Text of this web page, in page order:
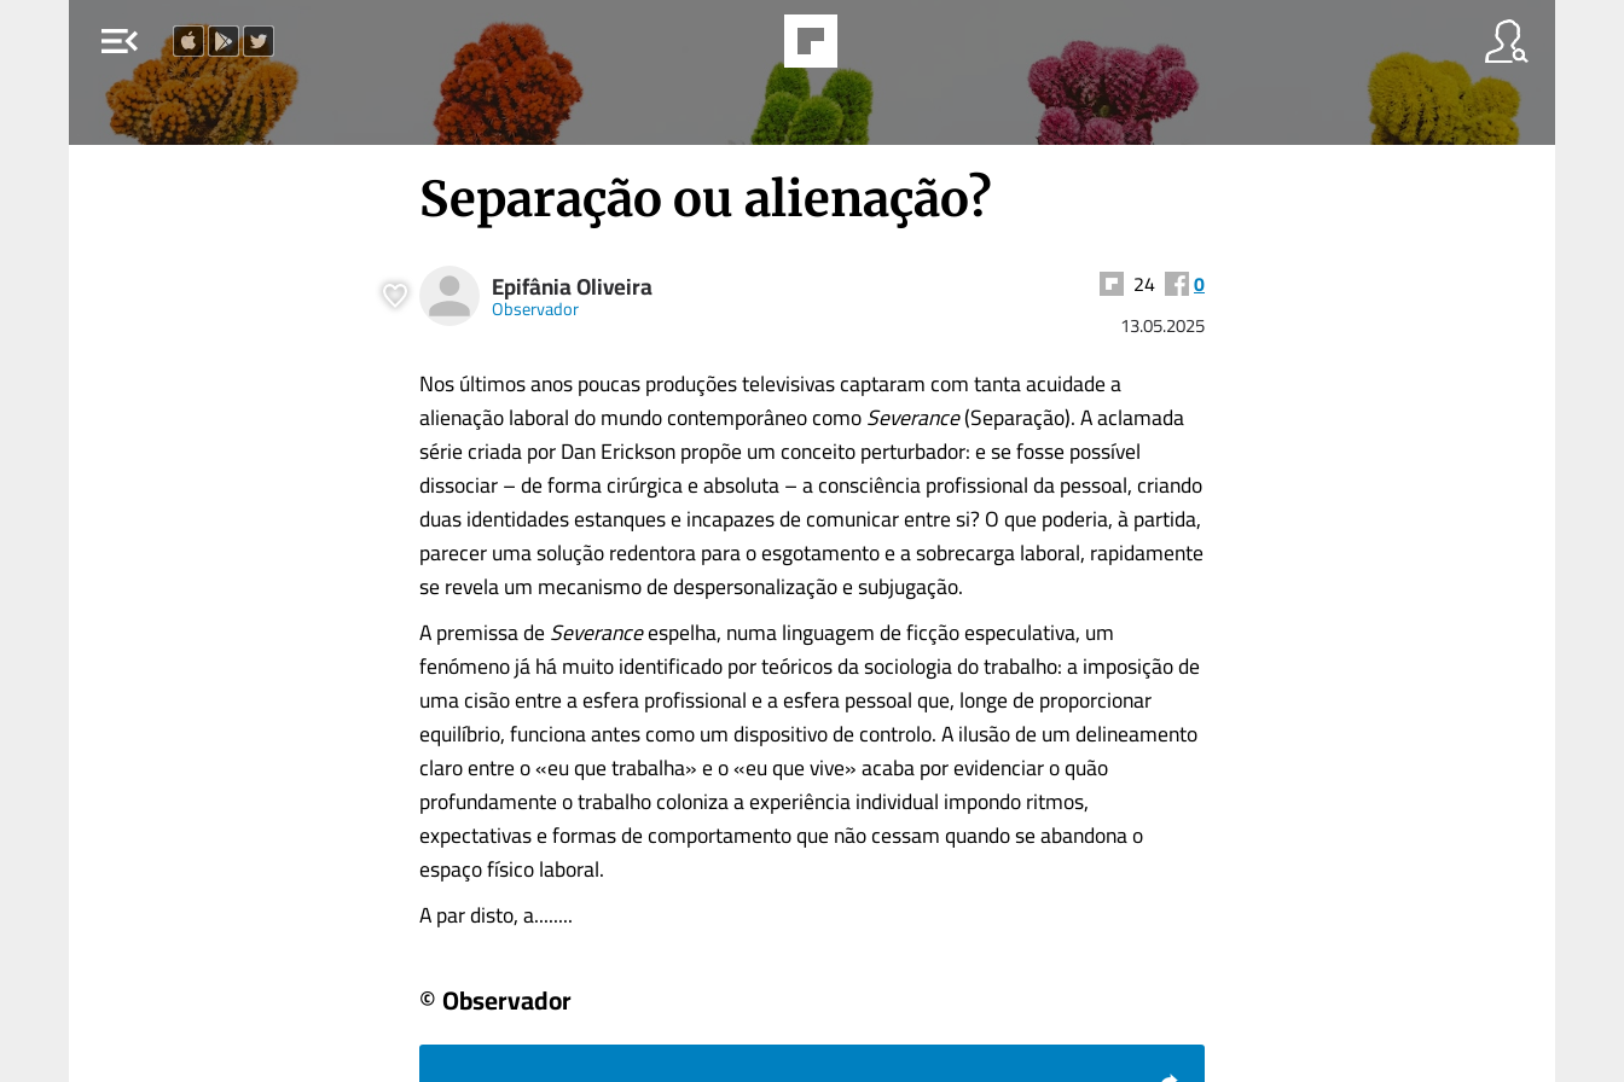
menu_open
Separação ou alienação?
Epifânia Oliveira
Observador
24 0
13.05.2025
Nos últimos anos poucas produções televisivas captaram com tanta acuidade a
alienação laboral do mundo contemporâneo comoSeverance(Separação). A aclamada
série criada por Dan Erickson propõe um conceito perturbador: e se fosse possível
dissociar – de forma cirúrgica e absoluta – a consciência profissional da pessoal, criando
duas identidades estanques e incapazes de comunicar entre si? O que poderia, à partida,
parecer uma solução redentora para o esgotamento e a sobrecarga laboral, rapidamente
se revela um mecanismo de despersonalização e subjugação.
A premissa deSeveranceespelha, numa linguagem de ficção especulativa, um
fenómeno já há muito identificado por teóricos da sociologia do trabalho: a imposição de
uma cisão entre a esfera profissional e a esfera pessoal que, longe de proporcionar
equilíbrio, funciona antes como um dispositivo de controlo. A ilusão de um delineamento
claro entre o «eu que trabalha» e o «eu que vive» acaba por evidenciar o quão
profundamente o trabalho coloniza a experiência individual impondo ritmos,
expectativas e formas de comportamento que não cessam quando se abandona o
espaço físico laboral.
A par disto, a........
© Observador